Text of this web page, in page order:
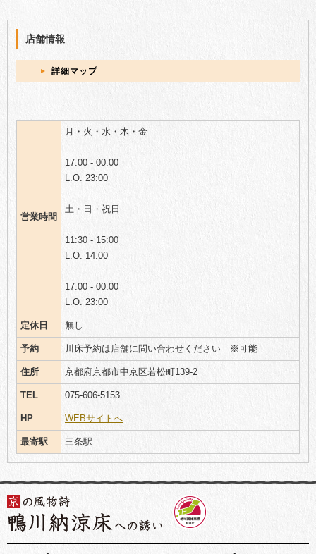
店舗情報
詳細マップ
営業時間
月・火・水・木・金
17:00 - 00:00
L.O. 23:00
土・日・祝日
11:30 - 15:00
L.O. 14:00
17:00 - 00:00
L.O. 23:00
定休日 無し
予約 川床予約は店舗に問い合わせください ※可能
住所 京都府京都市中京区若松町139-2
TEL 075-606-5153
HP WEBサイトへ
最寄駅 三条駅